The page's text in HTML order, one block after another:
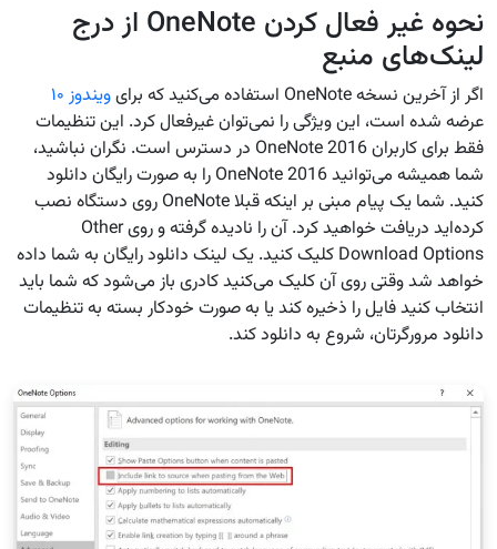
نحوه غیر فعال کردن OneNote از درج
لینک‌های منبع
اگر از آخرین نسخه OneNote استفاده می‌کنید که برای
ویندوز ۱۰
عرضه شده است، این ویژگی را نمی‌توان غیرفعال کرد. این تنظیمات
فقط برای کاربران OneNote 2016 در دسترس است. نگران نباشید،
شما همیشه می‌توانید OneNote 2016 را به صورت رایگان دانلود
کنید. شما یک پیام مبنی بر اینکه قبلا OneNote روی دستگاه نصب
کرده‌اید دریافت خواهید کرد. آن را نادیده گرفته و روی Other
Download Options کلیک کنید. یک لینک دانلود رایگان به شما داده
خواهد شد وقتی روی آن کلیک می‌کنید کادری باز می‌شود که شما باید
انتخاب کنید فایل را ذخیره کند یا به صورت خودکار بسته به تنظیمات
دانلود مرورگرتان، شروع به دانلود کند.